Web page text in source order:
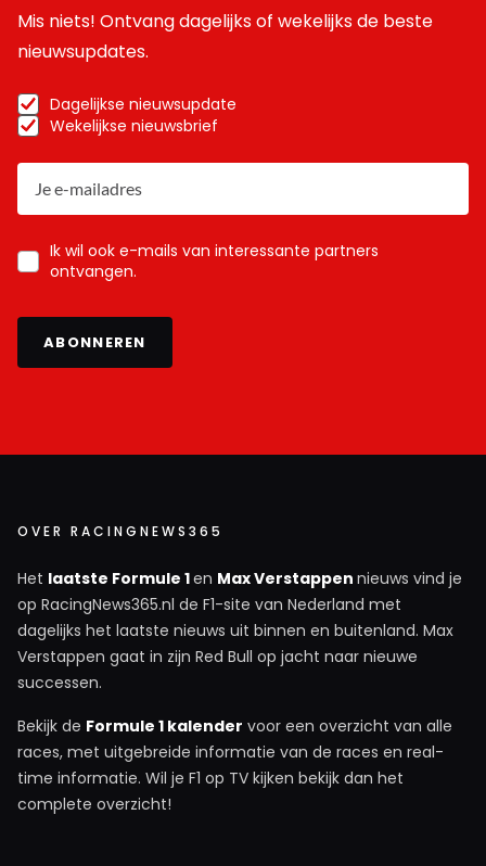
Mis niets! Ontvang dagelijks of wekelijks de beste
nieuwsupdates.
Dagelijkse nieuwsupdate
Wekelijkse nieuwsbrief
Ik wil ook e-mails van interessante partners
ontvangen.
ABONNEREN
OVER RACINGNEWS365
Het laatste Formule 1en Max Verstappen nieuws vind je
op RacingNews365.nl de F1-site van Nederland met
dagelijks het laatste nieuws uit binnen en buitenland. Max
Verstappen gaat in zijn Red Bull op jacht naar nieuwe
successen.
Bekijk de Formule 1 kalender voor een overzicht van alle
races, met uitgebreide informatie van de races en real-
time informatie. Wil je F1 op TV kijken bekijk dan het
complete overzicht!